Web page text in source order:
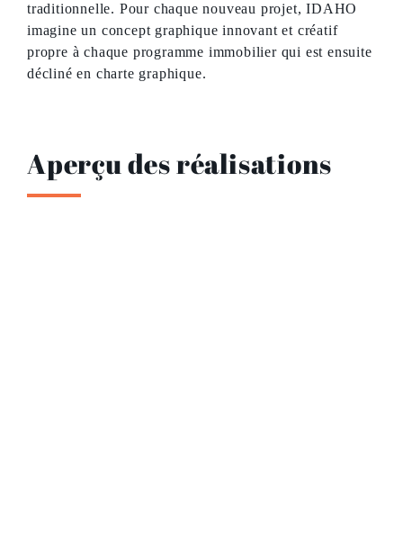
traditionnelle. Pour chaque nouveau projet, IDAHO
imagine un concept graphique innovant et créatif
propre à chaque programme immobilier qui est ensuite
décliné en charte graphique.
Aperçu des réalisations